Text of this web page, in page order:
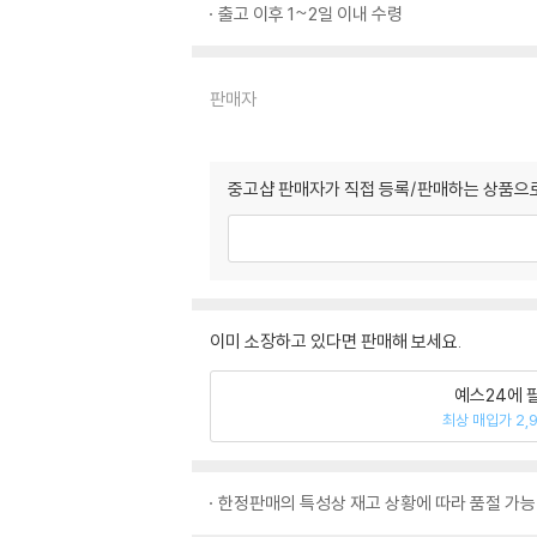
출고 이후 1~2일 이내 수령
판매자
중고샵 판매자가 직접 등록/판매하는 상품
이미 소장하고 있다면 판매해 보세요.
예스24에
최상 매입가
한정판매의 특성상 재고 상황에 따라 품절 가능